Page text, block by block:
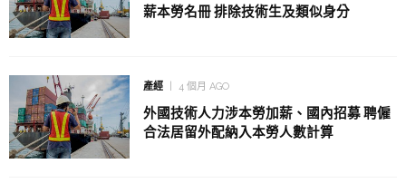
薪本勞名冊 排除技術生及類似身分
產經 4 個月 AGO
外國技術人力涉本勞加薪、國內招募 聘僱
合法居留外配納入本勞人數計算